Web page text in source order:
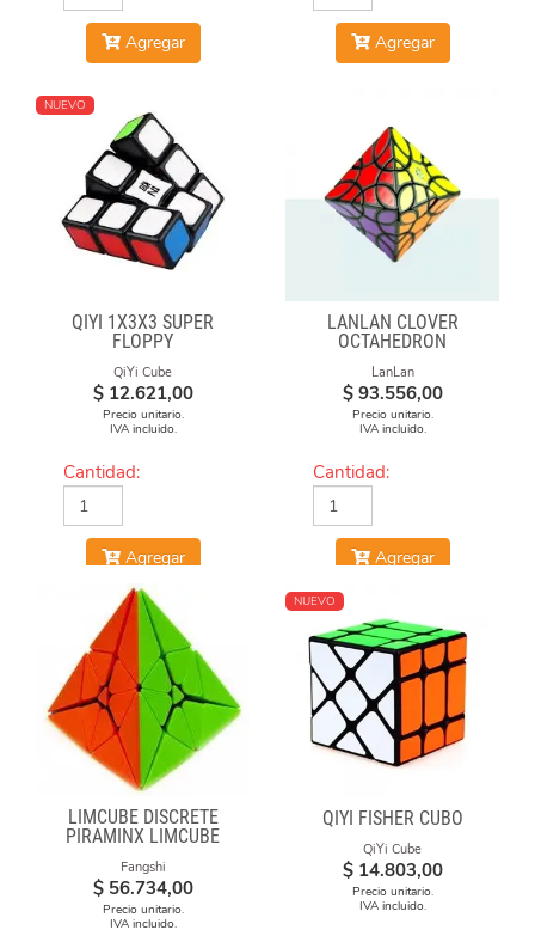
Agregar Agregar
NUEVO
QIYI 1X3X3 SUPER
FLOPPY
QiYi Cube
$ 12.621,00
Precio unitario.
IVA incluido.
Cantidad:
Agregar
LANLAN CLOVER
OCTAHEDRON
LanLan
$ 93.556,00
Precio unitario.
IVA incluido.
Cantidad:
Agregar
LIMCUBE DISCRETE
PIRAMINX LIMCUBE
Fangshi
$ 56.734,00
Precio unitario.
IVA incluido.
NUEVO
QIYI FISHER CUBO
QiYi Cube
$ 14.803,00
Precio unitario.
IVA incluido.